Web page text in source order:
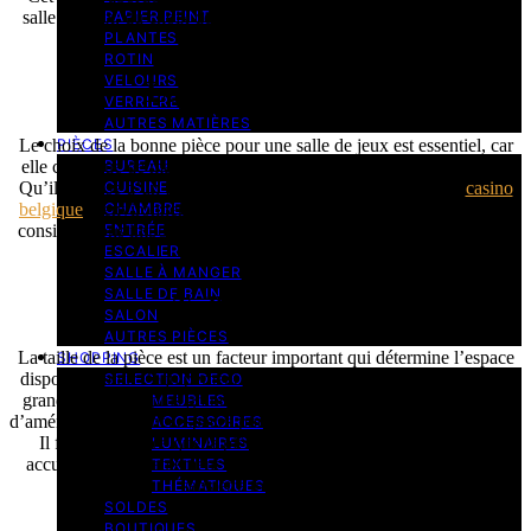
PAPIER PEINT
PLANTES
ROTIN
VELOURS
VERRIERE
AUTRES MATIÈRES
PIÈCES
BUREAU
CUISINE
CHAMBRE
ENTRÉE
ESCALIER
SALLE À MANGER
SALLE DE BAIN
SALON
AUTRES PIÈCES
SHOPPING
SELECTION DECO
MEUBLES
ACCESSOIRES
LUMINAIRES
TEXTILES
THÉMATIQUES
SOLDES
salle de jeux, du choix des meubles à la décoration en passant par
La pièce adéquate
Le choix de la bonne pièce pour une salle de jeux est essentiel, car
elle contribue de manière décisive à optimiser l’expérience de jeu.
Qu’il s’agisse d’un jeu vidéo ou même d’une visite dans un casino
belgique , l’environnement de jeu doit être adéquat. Voici quelques
considérations importantes à prendre en compte lors du choix de la
Taille de la pièce
La taille de la pièce est un facteur important qui détermine l’espace
disponible pour l’équipement et le mobilier de jeu. Une pièce plus
grande offre une plus grande flexibilité d’aménagement et permet
d’aménager différents espaces pour le jeu, la détente et le rangement.
Il faut veiller à ce que la pièce soit suffisamment grande pour
accueillir confortablement la configuration de jeu et les meubles,
sans être trop à l’étroit.